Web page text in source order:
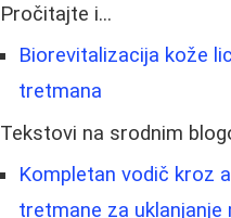
Pročitajte i...
Biorevitalizacija kože
tretmana
Tekstovi na srodnim
Kompletan vodič kroz
tretmane za uklanjanje